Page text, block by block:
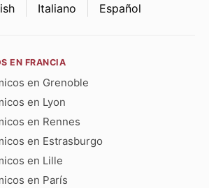
Italiano Español
EN FRANCIA
en Grenoble
en Lyon
en Rennes
en Estrasburgo
en Lille
en París